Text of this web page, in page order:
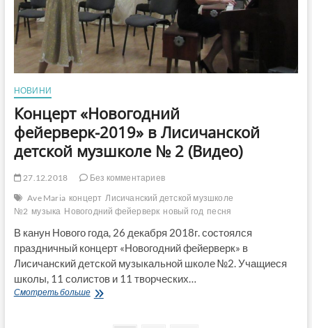
НОВИНИ
Концерт «Новогодний
фейерверк-2019» в Лисичанской
детской музшколе № 2 (Видео)
27.12.2018
Без комментариев
Ave Maria концерт Лисичанский детской музшколе
№2 музыка Новогодний фейерверк новый год песня
В канун Нового года, 26 декабря 2018г. состоялся
праздничный концерт «Новогодний фейерверк» в
Лисичанский детской музыкальной школе №2. Учащиеся
школы, 11 солистов и 11 творческих…
Смотреть большеКонцерт